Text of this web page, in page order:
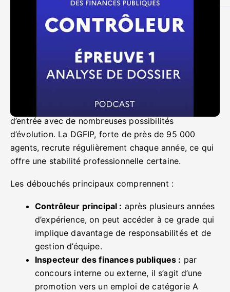
Quels sont les débouchés et
perspectives de carrière pour
un contrôleur des finances
publiques ?
des finances publiques est un excellent point
d’entrée avec de nombreuses possibilités
d’évolution. La DGFIP, forte de près de 95 000
agents, recrute régulièrement chaque année, ce qui
offre une stabilité professionnelle certaine.
Les débouchés principaux comprennent :
Contrôleur principal : après plusieurs années
d’expérience, on peut accéder à ce grade qui
implique davantage de responsabilités et de
gestion d’équipe.
Inspecteur des finances publiques : par
concours interne ou externe, il s’agit d’une
promotion vers un emploi de catégorie A